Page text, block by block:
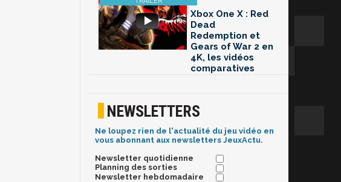
Xbox One X : Red
Dead
Redemption et
Gears of War 2 en
4K, les vidéos
comparatives
NEWSLETTERS
Ne loupez rien de l'actualité du jeu vidéo en
vous abonnant aux newsletters JeuxActu.
Newsletter quotidienne
Planning des sorties
Newsletter hebdomadaire